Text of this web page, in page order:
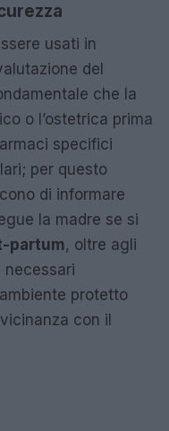
usati in
del
che la
o l’ostetrica prima
specifici
per questo
di informare
la madre se si
partum, oltre agli
necessari
protetto
con il